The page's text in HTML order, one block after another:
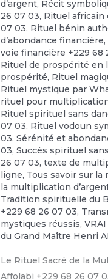
d’argent, Récit
26 07 03, Rituel africain
07 03, Rituel bénin
d’abondance financière,
voie financière +229 68
Rituel de prospérité en
prospérité, Rituel
Rituel mystique par
rituel pour
Rituel spirituel sans
07 03, Rituel vodoun
03,Sérénité et
03,Succès spirituel
26 07 03,texte de
ligne, Tous savoir sur la
la multiplication
Tradition spirituelle du
+229 68 26 07 03,
mystiques réussis,
du Grand Maître Henri
Le Rituel Sacré de la
Affolabi +229 68 26 07